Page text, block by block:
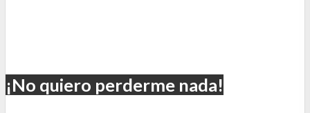
¡No quiero perderme nada!